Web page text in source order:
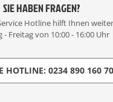
SIE HABEN FRAGEN?
Hotline hilft Ihnen weiter
- Freitag von 10:00 - 16:00 Uhr
HOTLINE: 0234 890 160 70